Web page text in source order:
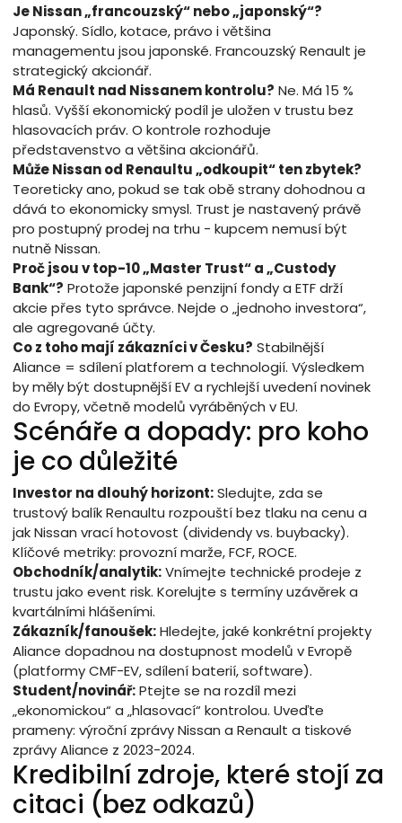
Je Nissan „francouzský“ nebo „japonský“?
Japonský. Sídlo, kotace, právo i většina
managementu jsou japonské. Francouzský Renault je
strategický akcionář.
Má Renault nad Nissanem kontrolu? Ne. Má 15 %
hlasů. Vyšší ekonomický podíl je uložen v trustu bez
hlasovacích práv. O kontrole rozhoduje
představenstvo a většina akcionářů.
Může Nissan od Renaultu „odkoupit“ ten zbytek?
Teoreticky ano, pokud se tak obě strany dohodnou a
dává to ekonomicky smysl. Trust je nastavený právě
pro postupný prodej na trhu - kupcem nemusí být
nutně Nissan.
Proč jsou v top-10 „Master Trust“ a „Custody
Bank“? Protože japonské penzijní fondy a ETF drží
akcie přes tyto správce. Nejde o „jednoho investora“,
ale agregované účty.
Co z toho mají zákazníci v Česku? Stabilnější
Aliance = sdílení platforem a technologií. Výsledkem
by měly být dostupnější EV a rychlejší uvedení novinek
do Evropy, včetně modelů vyráběných v EU.
Scénáře a dopady: pro koho
je co důležité
Investor na dlouhý horizont:Sledujte, zda se
trustový balík Renaultu rozpouští bez tlaku na cenu a
jak Nissan vrací hotovost (dividendy vs. buybacky).
Klíčové metriky: provozní marže, FCF, ROCE.
Obchodník/analytik:Vnímejte technické prodeje z
trustu jako event risk. Korelujte s termíny uzávěrek a
kvartálními hlášeními.
Zákazník/fanoušek:Hledejte, jaké konkrétní projekty
Aliance dopadnou na dostupnost modelů v Evropě
(platformy CMF-EV, sdílení baterií, software).
Student/novinář:Ptejte se na rozdíl mezi
„ekonomickou“ a „hlasovací“ kontrolou. Uveďte
prameny: výroční zprávy Nissan a Renault a tiskové
zprávy Aliance z 2023-2024.
Kredibilní zdroje, které stojí za
citaci (bez odkazů)